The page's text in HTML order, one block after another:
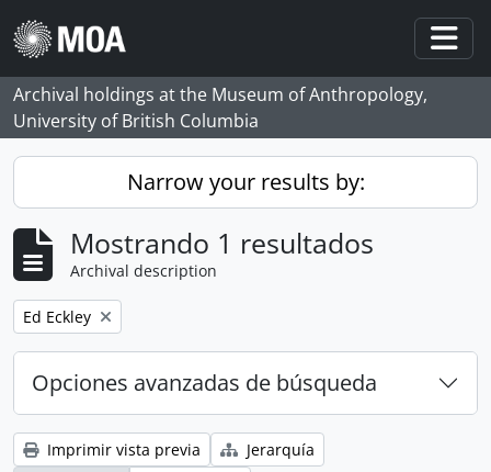
Skip to main content
Archival holdings at the Museum of Anthropology,
University of British Columbia
Narrow your results by:
Mostrando 1 resultados
Archival description
Remove filter:
Ed Eckley
Opciones avanzadas de búsqueda
Imprimir vista previa
Jerarquía